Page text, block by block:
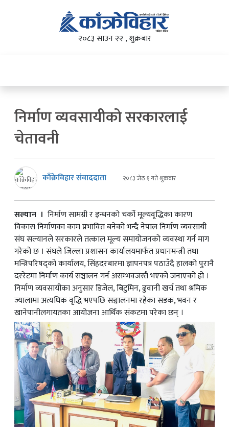
२०८३ साउन २२ , शुक्रबार
निर्माण व्यवसायीको सरकारलाई
चेतावनी
काँक्रेविहार संवाददाता २०८३ जेठ १ गते शुक्रबार
सल्यान । निर्माण सामग्री र इन्धनको चर्को मूल्यवृद्धिका कारण
विकास निर्माणका काम प्रभावित बनेको भन्दै नेपाल निर्माण व्यवसायी
संघ सल्यानले सरकारले तत्काल मूल्य समायोजनको व्यवस्था गर्न माग
गरेको छ । संघले जिल्ला प्रशासन कार्यालयमार्फत प्रधानमन्त्री तथा
मन्त्रिपरिषद्को कार्यालय, सिंहदरबारमा ज्ञापनपत्र पठाउँदै हालको पुरानै
दररेटमा निर्माण कार्य सञ्चालन गर्न असम्भवजस्तै भएको जनाएको हो ।
निर्माण व्यवसायीका अनुसार डिजेल, बिटुमिन, ढुवानी खर्च तथा श्रमिक
ज्यालामा अत्यधिक वृद्धि भएपछि सञ्चालनमा रहेका सडक, भवन र
खानेपानीलगायतका आयोजना आर्थिक संकटमा परेका छन् ।